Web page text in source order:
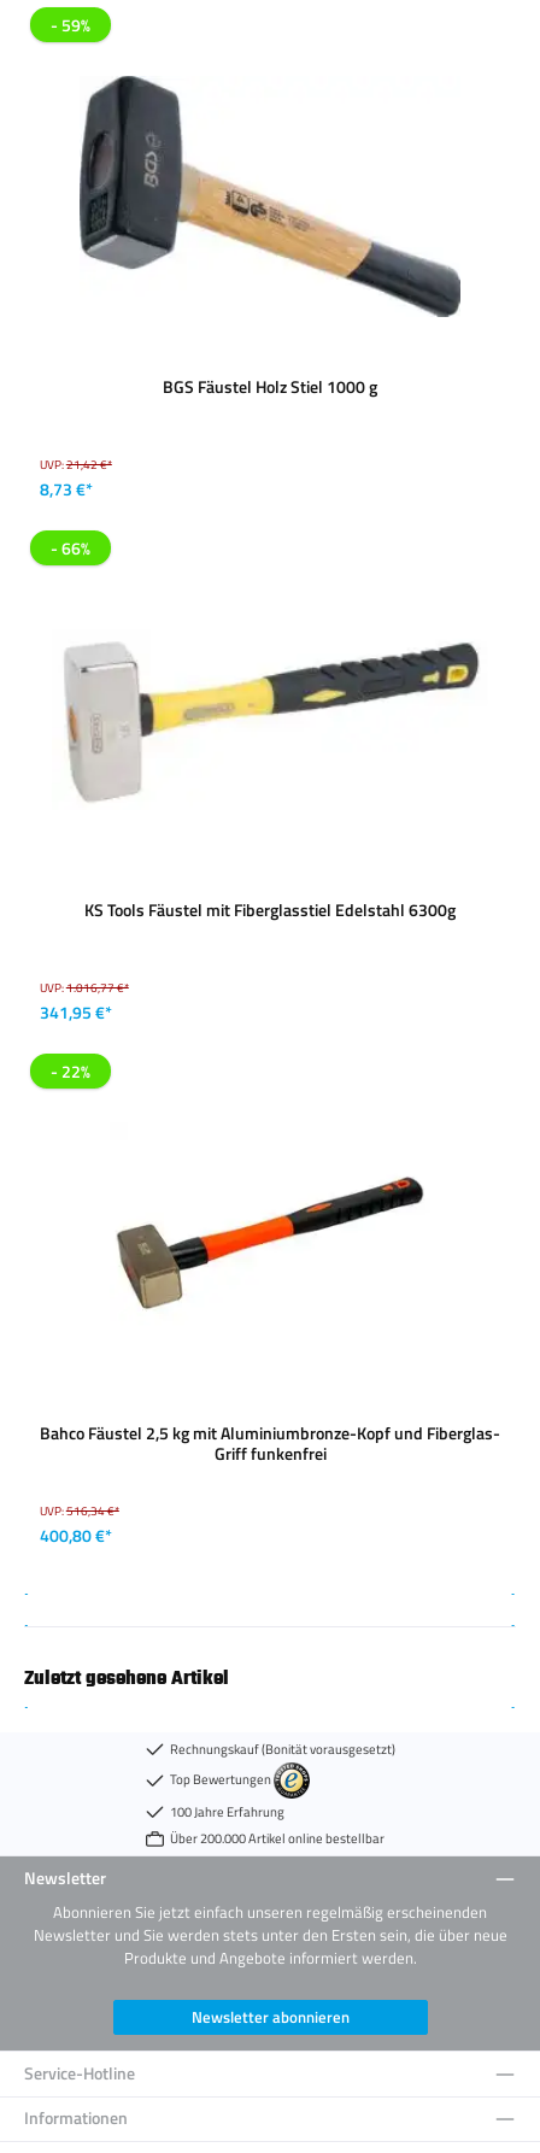
- 59%
BGS Fäustel Holz Stiel 1000 g
UVP:21,42 €*
8,73 €*
- 66%
KS Tools Fäustel mit Fiberglasstiel Edelstahl 6300g
UVP:1.016,77 €*
341,95 €*
- 22%
Bahco Fäustel 2,5 kg mit Aluminiumbronze-Kopf und Fiberglas-
Griff funkenfrei
UVP:516,34 €*
400,80 €*
Zuletzt gesehene Artikel
Rechnungskauf (Bonität vorausgesetzt)
Top Bewertungen
100 Jahre Erfahrung
Über 200.000 Artikel online bestellbar
Newsletter
Abonnieren Sie jetzt einfach unseren regelmäßig erscheinenden
Newsletter und Sie werden stets unter den Ersten sein, die über neue
Produkte und Angebote informiert werden.
Newsletter abonnieren
Service-Hotline
Informationen